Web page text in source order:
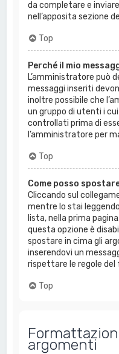
da completare e
nell’apposita sezione
Top
Perché il mio
L’amministratore può
messaggi inseriti
inoltre possibile che
un gruppo di utenti i
controllati prima di
l’amministratore per
Top
Come posso
Cliccando sul
mentre lo stai
lista, nella prima
questa opzione è
spostare in cima gli
inserendovi un
rispettare le regole
Top
argomenti